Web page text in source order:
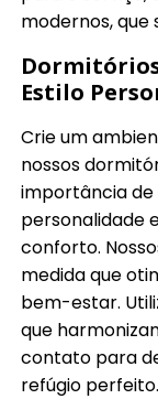
modernos, que
Estilo
Crie um
nossos
importância de
personalidade
conforto.
medida que
bem-estar.
que
contato para
refúgio perfeito.